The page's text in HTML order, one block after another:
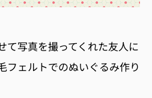
て写真を撮ってくれた友人に
フェルトでのぬいぐるみ作り